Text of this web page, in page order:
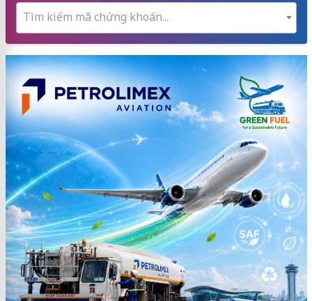
Tìm kiếm mã chứng khoán...